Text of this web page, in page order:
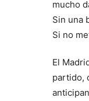
mucho
Sin una
Si no
El
partido,